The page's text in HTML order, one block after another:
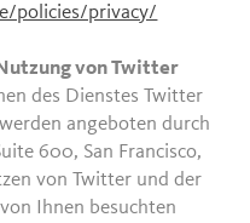
policies/privacy/
von Twitter
des Dienstes Twitter
angeboten durch
600, San Francisco,
von Twitter und der
Ihnen besuchten